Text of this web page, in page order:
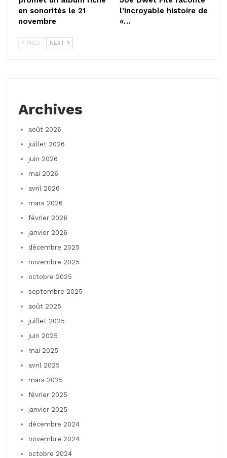
en sonorités le 21
novembre
l’incroyable histoire de
«…
PREV NEXT
Archives
août 2026
juillet 2026
juin 2026
mai 2026
avril 2026
mars 2026
février 2026
janvier 2026
décembre 2025
novembre 2025
octobre 2025
septembre 2025
août 2025
juillet 2025
juin 2025
mai 2025
avril 2025
mars 2025
février 2025
janvier 2025
décembre 2024
novembre 2024
octobre 2024